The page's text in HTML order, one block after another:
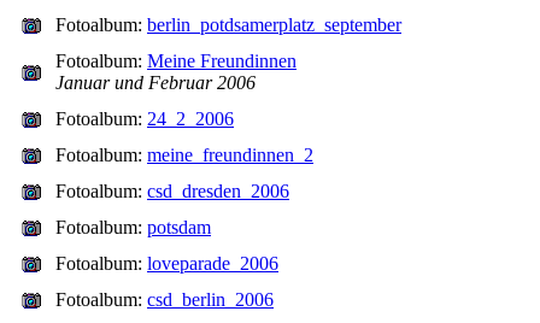
Fotoalbum: berlin_potdsamerplatz_september
Fotoalbum: Meine Freundinnen
Januar und Februar 2006
Fotoalbum: 24_2_2006
Fotoalbum: meine_freundinnen_2
Fotoalbum: csd_dresden_2006
Fotoalbum: potsdam
Fotoalbum: loveparade_2006
Fotoalbum: csd_berlin_2006